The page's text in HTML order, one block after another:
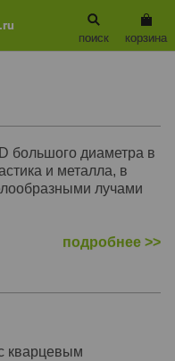
корзина
поиск
большого диаметра в
и металла, в
лучами
подробнее >>
кварцевым